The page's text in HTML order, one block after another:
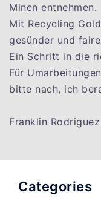
Minen entnehmen.
Mit Recycling
gesünder und
Ein Schritt in die
Für
bitte nach, ich
Franklin Rodriguez
Categories